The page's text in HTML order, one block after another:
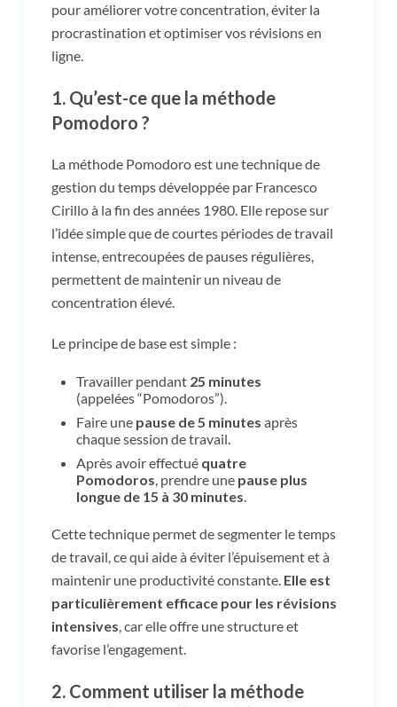
pour améliorer votre concentration, éviter la
procrastination et optimiser vos révisions en
ligne.
1. Qu’est-ce que la méthode
Pomodoro ?
La méthode Pomodoro est une technique de
gestion du temps développée par Francesco
Cirillo à la fin des années 1980. Elle repose sur
l’idée simple que de courtes périodes de travail
intense, entrecoupées de pauses régulières,
permettent de maintenir un niveau de
concentration élevé.
Le principe de base est simple :
Travailler pendant 25 minutes
(appelées “Pomodoros”).
Faire une pause de 5 minutes après
chaque session de travail.
Après avoir effectué quatre
Pomodoros , prendre une pause plus
longue de 15 à 30 minutes
Cette technique permet de segmenter le temps
de travail, ce qui aide à éviter l’épuisement et à
maintenir une productivité constante. Elle est
particulièrement efficace pour les révisions
intensives , car elle offre une structure et
favorise l’engagement.
2. Comment utiliser la méthode